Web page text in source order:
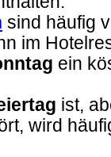
sind häufig
im
ein
ist,
wird